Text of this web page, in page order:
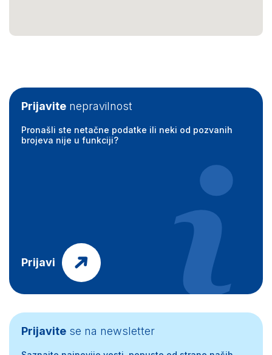
Prijavite nepravilnost
Pronašli ste netačne podatke ili neki od pozvanih
brojeva nije u funkciji?
Prijavi
Prijavite se na newsletter